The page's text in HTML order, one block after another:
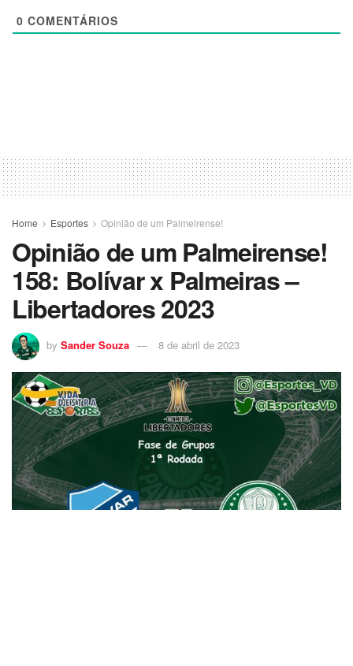
0 COMENTÁRIOS
Home Esportes Opinião de um Palmeirense!
Opinião de um Palmeirense!
158: Bolívar x Palmeiras –
Libertadores 2023
by Sander Souza 8 de abril de 2023